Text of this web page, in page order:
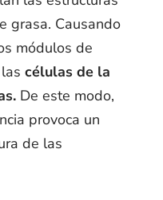
grasa. Causando
módulos de
células de la
De este modo,
provoca un
de las